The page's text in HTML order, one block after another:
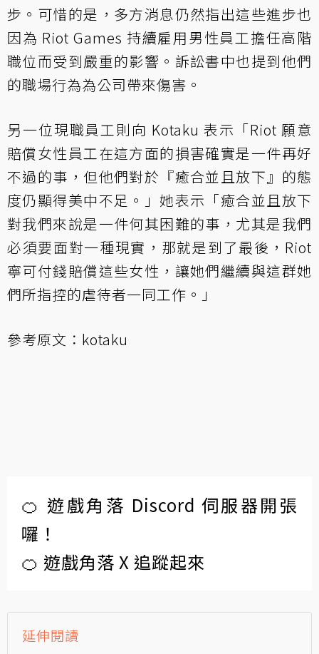
步。可惜的是，多方消息仍然指出這些進步也
因為 Riot Games 持續雇用男性員工擔任高階
職位而受到嚴重的影響。訴訟書中也提到他們
的職場行為為公司帶來傷害。
另一位現職員工則向 Kotaku 表示「Riot 願意
賠償女性員工在這方面的損害確實是一件再好
不過的事，但他們對於『癒合並且放下』的態
度仍顯得美中不足。」她表示「癒合並且放下
對我們來說是一件何其困難的事，尤其是我們
必須要面對一種現實，那就是到了最後，Riot
寧可付錢賠償這些女性，讓她們繼續與這群她
們所指控的虐待者一同工作。」
參考原文： kotaku
🍊 遊戲角落 Discord 伺服器開張
囉！
🍊 遊戲角落 X 追蹤起來
延伸閱讀